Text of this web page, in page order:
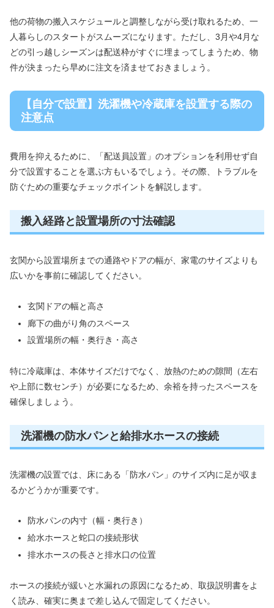
他の荷物の搬入スケジュールと調整しながら受け取れるため、一
人暮らしのスタートがスムーズになります。ただし、3月や4月な
どの引っ越しシーズンは配送枠がすぐに埋まってしまうため、物
件が決まったら早めに注文を済ませておきましょう。
【自分で設置】洗濯機や冷蔵庫を設置する際の
注意点
費用を抑えるために、「配送員設置」のオプションを利用せず自
分で設置することを選ぶ方もいるでしょう。その際、トラブルを
防ぐための重要なチェックポイントを解説します。
搬入経路と設置場所の寸法確認
玄関から設置場所までの通路やドアの幅が、家電のサイズよりも
広いかを事前に確認してください。
玄関ドアの幅と高さ
廊下の曲がり角のスペース
設置場所の幅・奥行き・高さ
特に冷蔵庫は、本体サイズだけでなく、放熱のための隙間（左右
や上部に数センチ）が必要になるため、余裕を持ったスペースを
確保しましょう。
洗濯機の防水パンと給排水ホースの接続
洗濯機の設置では、床にある「防水パン」のサイズ内に足が収ま
るかどうかが重要です。
防水パンの内寸（幅・奥行き）
給水ホースと蛇口の接続形状
排水ホースの長さと排水口の位置
ホースの接続が緩いと水漏れの原因になるため、取扱説明書をよ
く読み、確実に奥まで差し込んで固定してください。